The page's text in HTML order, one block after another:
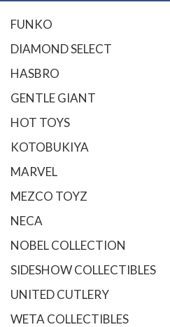
FUNKO
DIAMOND SELECT
HASBRO
GENTLE GIANT
HOT TOYS
KOTOBUKIYA
MARVEL
MEZCO TOYZ
NECA
NOBEL COLLECTION
SIDESHOW COLLECTIBLES
UNITED CUTLERY
WETA COLLECTIBLES